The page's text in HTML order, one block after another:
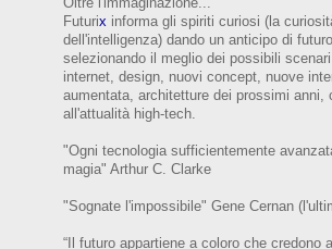
Futurix informa gli spiriti curiosi (la
dell'intelligenza)dando un anticipo di futuro
selezionando il meglio dei possibili
internet, design, nuovi concept, nuove
aumentata, architetture dei prossimi anni,
all'attualità high-tech.
"Ogni tecnologia sufficientemente
magia" Arthur C. Clarke
"Sognate l'impossibile" Gene Cernan
“Il futuro appartiene a coloro che credono